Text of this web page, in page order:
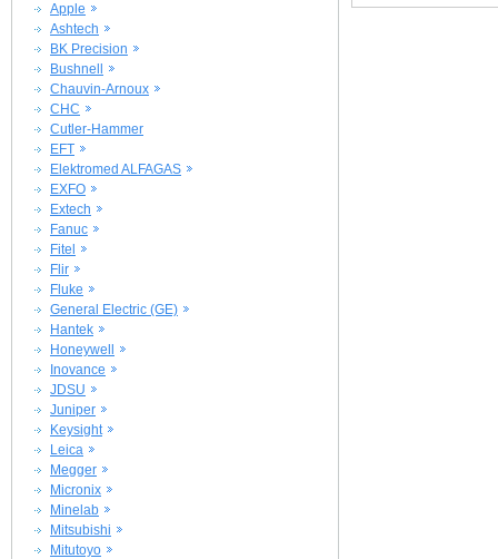
Apple
Ashtech
BK Precision
Bushnell
Chauvin-Arnoux
CHC
Cutler-Hammer
EFT
Elektromed ALFAGAS
EXFO
Extech
Fanuc
Fitel
Flir
Fluke
General Electric (GE)
Hantek
Honeywell
Inovance
JDSU
Juniper
Keysight
Leica
Megger
Micronix
Minelab
Mitsubishi
Mitutoyo